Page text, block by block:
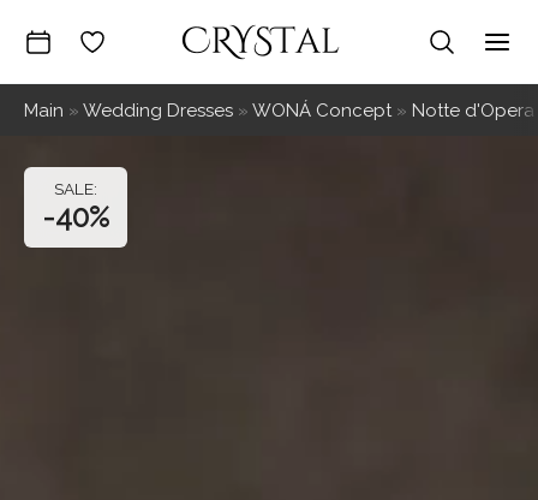
content
Main » Wedding Dresses » WONÁ Concept» Notte d'Opera
-40%